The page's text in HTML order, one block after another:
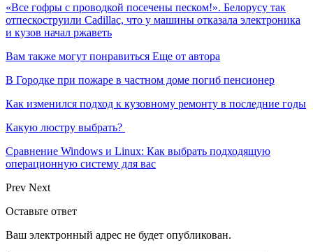
«Все гофры с проводкой посечены песком!». Белорусу так
отпескоструили Cadillac, что у машины отказала электроника
и кузов начал ржаветь
Вам также могут понравиться Еще от автора
В Городке при пожаре в частном доме погиб пенсионер
Как изменился подход к кузовному ремонту в последние годы
Какую люстру выбрать?
Сравнение Windows и Linux: Как выбрать подходящую
операционную систему для вас
Prev Next
Оставьте ответ
Ваш электронный адрес не будет опубликован.